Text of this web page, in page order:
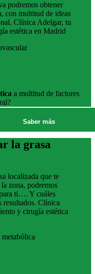
a multitud de factores
Saber más
la grasa